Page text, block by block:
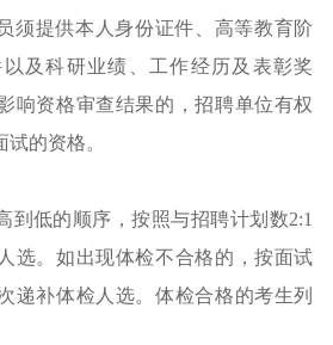
须提供本人身份证件、高等教育阶
及科研业绩、工作经历及表彰奖
响资格审查结果的，招聘单位有权
的资格。
到低的顺序，按照与招聘计划数2:1
选。如出现体检不合格的，按面试
递补体检人选。体检合格的考生列